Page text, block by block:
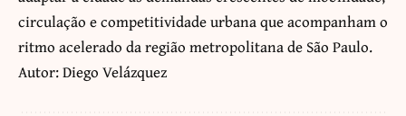
circulação e competitividade urbana que acompanham o
ritmo acelerado da região metropolitana de São Paulo.
Autor: Diego Velázquez